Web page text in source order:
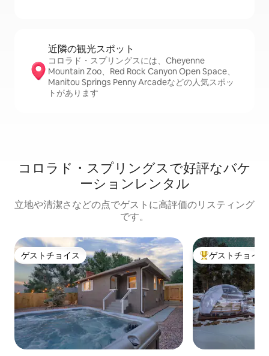
近隣の観光ス⁠ポ⁠ッ⁠ト
コロラド・スプリングスには、Cheyenne
Mountain Zoo、Red Rock Canyon Open Space、
Manitou Springs Penny Arcadeなどの人気スポッ
トがあります
コロラド・スプリングスで好評なバケ
ーションレンタル
立地や清潔さなどの点でゲストに高評価のリスティング
です。
ゲストチョイス
ゲストチョイス 大好評のゲスト
ゲストチョイス